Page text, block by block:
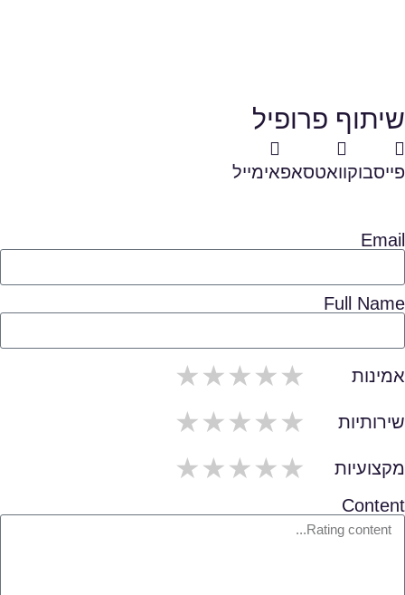
שיתוף פרופיל
פייסבוקוואטסאפאימייל
Email
Full Name
אמינות 1/span>
2/span>
3/span>
4/span>
5/span>
שירותיות 1/span>
2/span>
3/span>
4/span>
5/span>
מקצועיות 1/span>
2/span>
3/span>
4/span>
5/span>
Content